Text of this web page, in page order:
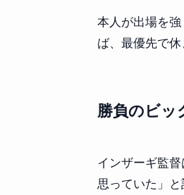
本人が出場を
ば、最優先で
勝負のビッ
インザーギ監
思っていた」